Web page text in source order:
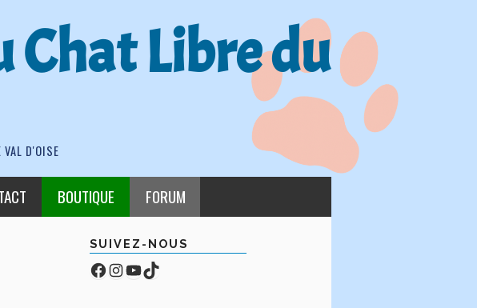
Chat Libre du
D'OISE
BOUTIQUE FORUM
SUIVEZ-NOUS
Facebook
Compte Instagram
YouTube
TikTok